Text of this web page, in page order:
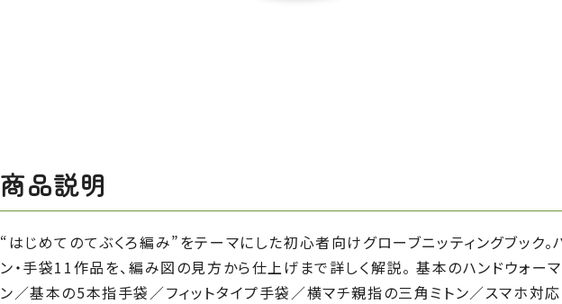
商品説明
“はじめてのてぶくろ編み”をテーマにした初心者向けグローブニッティングブック。
ン・手袋11作品を、編み図の見方から仕上げまで詳しく解説。 基本のハンドウォー
ン／基本の5本指手袋／フィットタイプ手袋／横マチ親指の三角ミトン／スマホ対